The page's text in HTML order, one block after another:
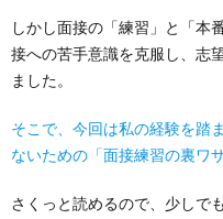
しかし面接の「練習」と「本
接への苦手意識を克服し、志
ました。
そこで、今回は私の経験を踏
ないための「面接練習の裏ワ
さくっと読めるので、少しで